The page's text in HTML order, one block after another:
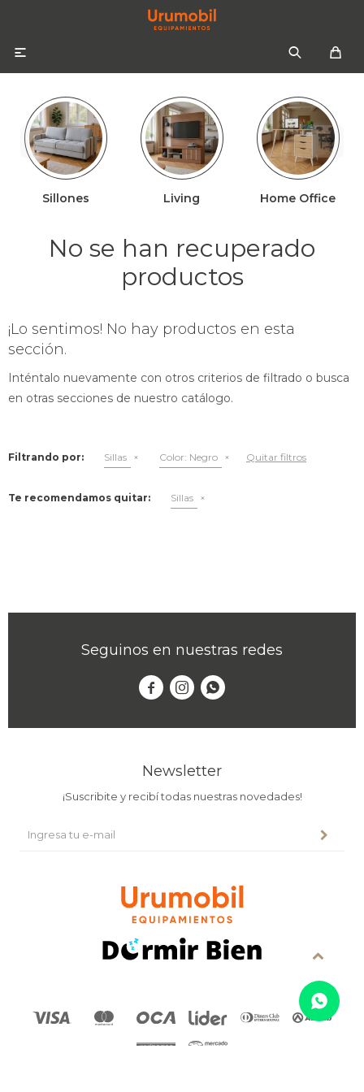

Sillones Living Home Office
No se han recuperado
productos
¡Lo sentimos! No hay productos en esta
sección.
Inténtalo nuevamente con otros criterios de filtrado o busca
en otras secciones de nuestro catálogo.
Filtrando por: Sillas Color: Negro Quitar filtros
Te recomendamos quitar: Sillas
Seguinos en nuestras redes
  
Newsletter
¡Suscribite y recibí todas nuestras novedades!
Colchones
Mesas de luz